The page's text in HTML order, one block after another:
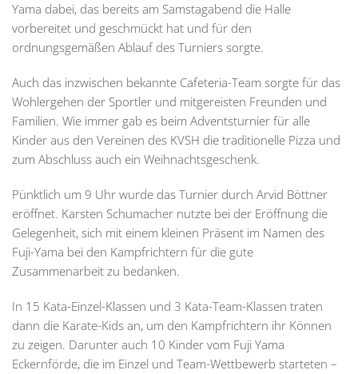
Yama dabei, das bereits am Samstagabend die Halle
vorbereitet und geschmückt hat und für den
ordnungsgemäßen Ablauf des Turniers sorgte.
Auch das inzwischen bekannte Cafeteria-Team sorgte für das
Wohlergehen der Sportler und mitgereisten Freunden und
Familien. Wie immer gab es beim Adventsturnier für alle
Kinder aus den Vereinen des KVSH die traditionelle Pizza und
zum Abschluss auch ein Weihnachtsgeschenk.
Pünktlich um 9 Uhr wurde das Turnier durch Arvid Böttner
eröffnet. Karsten Schumacher nutzte bei der Eröffnung die
Gelegenheit, sich mit einem kleinen Präsent im Namen des
Fuji-Yama bei den Kampfrichtern für die gute
Zusammenarbeit zu bedanken.
In 15 Kata-Einzel-Klassen und 3 Kata-Team-Klassen traten
dann die Karate-Kids an, um den Kampfrichtern ihr Können
zu zeigen. Darunter auch 10 Kinder vom Fuji Yama
Eckernförde, die im Einzel und Team-Wettbewerb starteten –